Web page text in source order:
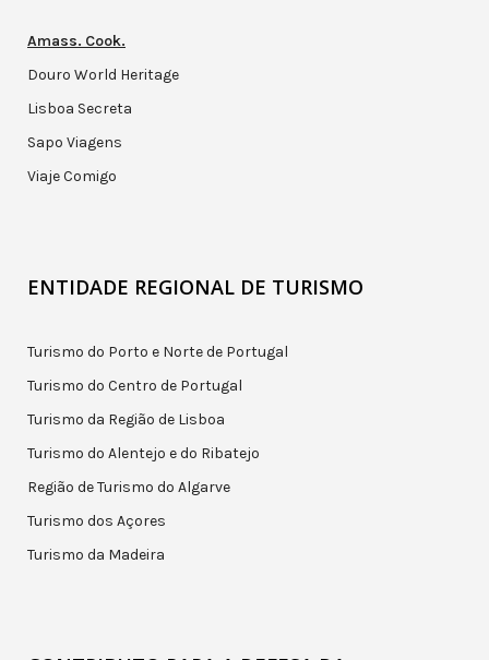
Amass. Cook.
Douro World Heritage
Lisboa Secreta
Sapo Viagens
Viaje Comigo
ENTIDADE REGIONAL DE TURISMO
Turismo do Porto e Norte de Portugal
Turismo do Centro de Portugal
Turismo da Região de Lisboa
Turismo do Alentejo e do Ribatejo
Região de Turismo do Algarve
Turismo dos Açores
Turismo da Madeira